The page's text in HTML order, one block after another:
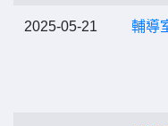
2025-05-21 輔導